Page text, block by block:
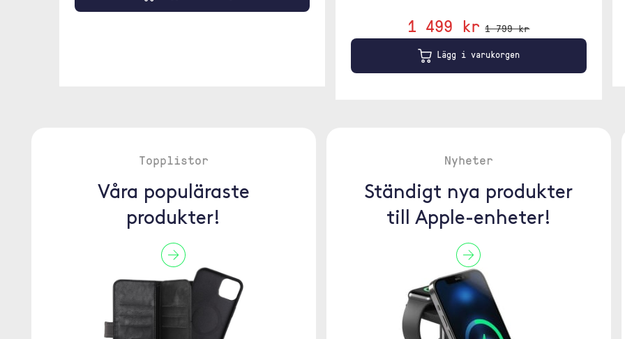
1 499 kr 1 799 kr
Lägg i varukorgen
Topplistor
Våra populäraste
produkter!
Nyheter
Ständigt nya produkter
till Apple-enheter!